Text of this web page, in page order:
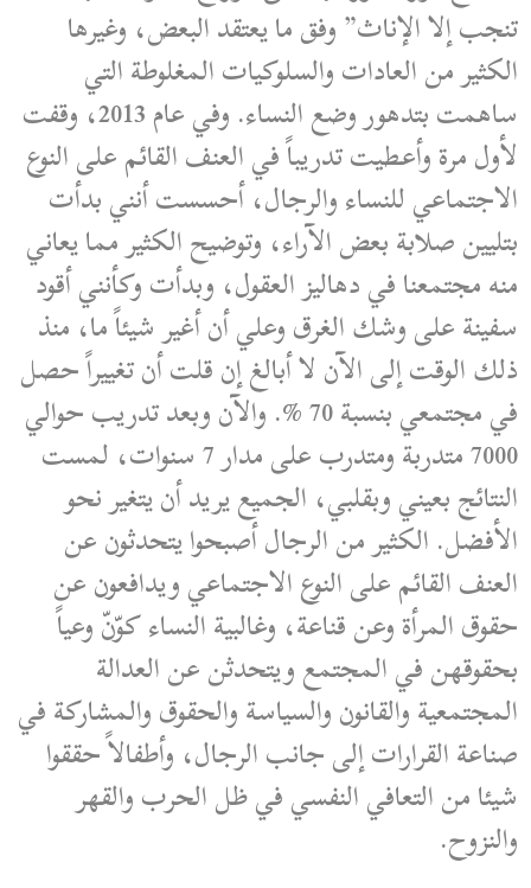
تنجب إلا الإناث” وفق ما يعتقد البعض، وغيرها
الكثير من العادات والسلوكيات المغلوطة التي
ساهمت بتدهور وضع النساء. وفي عام 2013، وقفت
لأول مرة وأعطيت تدريباً في العنف القائم على النوع
الاجتماعي للنساء والرجال، أحسست أنني بدأت
بتليين صلابة بعض الآراء، وتوضيح الكثير مما يعاني
منه مجتمعنا في دهاليز العقول، وبدأت وكأنني أقود
سفينة على وشك الغرق وعلي أن أغير شيئاً ما، منذ
ذلك الوقت إلى الآن لا أبالغ إن قلت أن تغييراً حصل
في مجتمعي بنسبة 70 %. والآن وبعد تدريب حوالي
7000 متدربة ومتدرب على مدار 7 سنوات، لمست
النتائج بعيني وبقلبي، الجميع يريد أن يتغير نحو
الأفضل. الكثير من الرجال أصبحوا يتحدثون عن
العنف القائم على النوع الاجتماعي ويدافعون عن
حقوق المرأة وعن قناعة، وغالبية النساء كوّنّ وعياً
بحقوقهن في المجتمع ويتحدثن عن العدالة
المجتمعية والقانون والسياسة والحقوق والمشاركة في
صناعة القرارات إلى جانب الرجال، وأطفالاً حققوا
شيئا من التعافي النفسي في ظل الحرب والقهر
والنزوح.